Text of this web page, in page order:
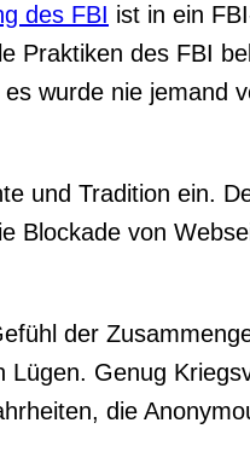
des FBI ist in ein
des FBI
wurde nie jemand
und Tradition ein.
Blockade von
der
Genug
die